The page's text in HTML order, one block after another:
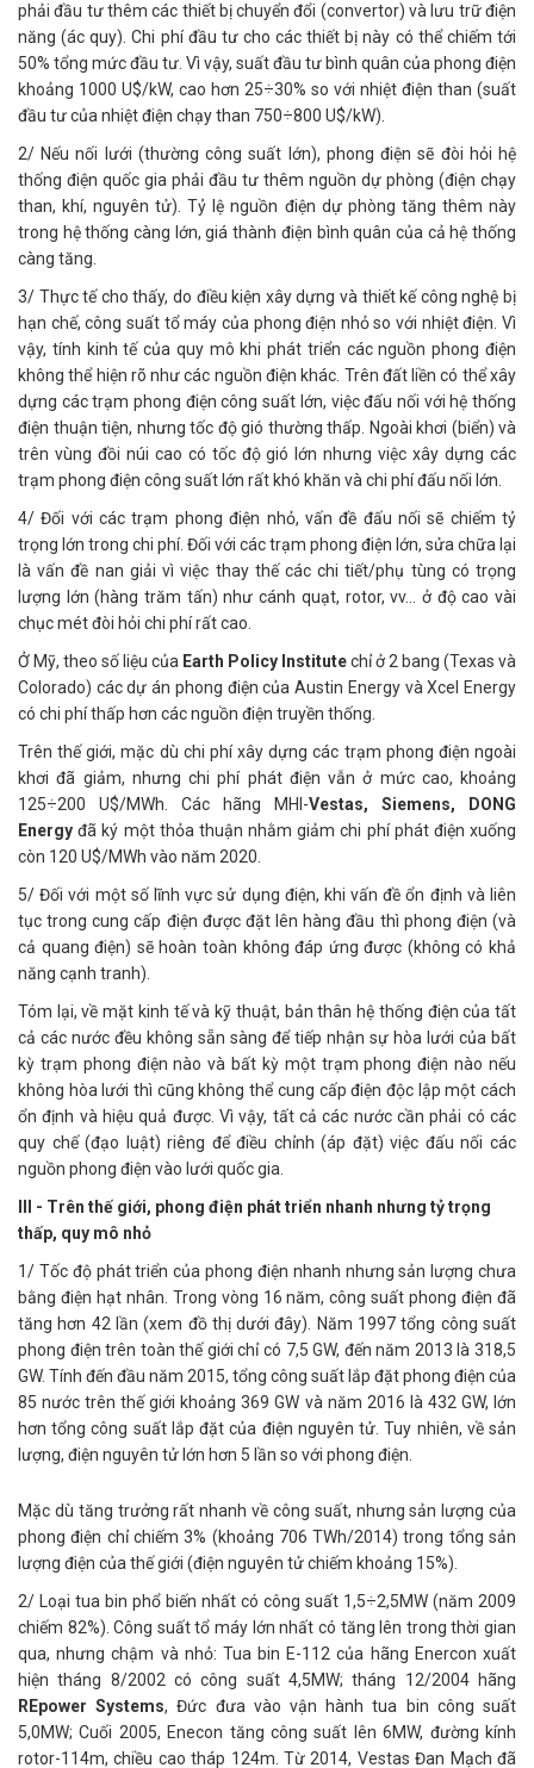
phải đầu tư thêm các thiết bị chuyển đổi (convertor) và lưu trữ điện
năng (ác quy). Chi phí đầu tư cho các thiết bị này có thể chiếm tới
50% tổng mức đầu tư. Vì vậy, suất đầu tư bình quân của phong điện
khoảng 1000 U$/kW, cao hơn 25÷30% so với nhiệt điện than (suất
đầu tư của nhiệt điện chạy than 750÷800 U$/kW).
2/ Nếu nối lưới (thường công suất lớn), phong điện sẽ đòi hỏi hệ
thống điện quốc gia phải đầu tư thêm nguồn dự phòng (điện chạy
than, khí, nguyên tử). Tỷ lệ nguồn điện dự phòng tăng thêm này
trong hệ thống càng lớn, giá thành điện bình quân của cả hệ thống
càng tăng.
3/ Thực tế cho thấy, do điều kiện xây dựng và thiết kế công nghệ bị
hạn chế, công suất tổ máy của phong điện nhỏ so với nhiệt điện. Vì
vậy, tính kinh tế của quy mô khi phát triển các nguồn phong điện
không thể hiện rõ như các nguồn điện khác. Trên đất liền có thể xây
dựng các trạm phong điện công suất lớn, việc đấu nối với hệ thống
điện thuận tiện, nhưng tốc độ gió thường thấp. Ngoài khơi (biển) và
trên vùng đồi núi cao có tốc độ gió lớn nhưng việc xây dựng các
trạm phong điện công suất lớn rất khó khăn và chi phí đấu nối lớn.
4/ Đối với các trạm phong điện nhỏ, vấn đề đấu nối sẽ chiếm tỷ
trọng lớn trong chi phí. Đối với các trạm phong điện lớn, sửa chữa lại
là vấn đề nan giải vì việc thay thế các chi tiết/phụ tùng có trọng
lượng lớn (hàng trăm tấn) như cánh quạt, rotor, vv... ở độ cao vài
chục mét đòi hỏi chi phí rất cao.
Ở Mỹ, theo số liệu của Earth Policy Institutechỉ ở 2 bang (Texas và
Colorado) các dự án phong điện của Austin Energy và Xcel Energy
có chi phí thấp hơn các nguồn điện truyền thống.
Trên thế giới, mặc dù chi phí xây dựng các trạm phong điện ngoài
khơi đã giảm, nhưng chi phí phát điện vẫn ở mức cao, khoảng
125÷200 U$/MWh. Các hãng MHI-Vestas, Siemens, DONG
Energyđã ký một thỏa thuận nhằm giảm chi phí phát điện xuống
còn 120 U$/MWh vào năm 2020.
5/ Đối với một số lĩnh vực sử dụng điện, khi vấn đề ổn định và liên
tục trong cung cấp điện được đặt lên hàng đầu thì phong điện (và
cả quang điện) sẽ hoàn toàn không đáp ứng được (không có khả
năng cạnh tranh).
Tóm lại, về mặt kinh tế và kỹ thuật, bản thân hệ thống điện của tất
cả các nước đều không sẵn sàng để tiếp nhận sự hòa lưới của bất
kỳ trạm phong điện nào và bất kỳ một trạm phong điện nào nếu
không hòa lưới thì cũng không thể cung cấp điện độc lập một cách
ổn định và hiệu quả được. Vì vậy, tất cả các nước cần phải có các
quy chế (đạo luật) riêng để điều chỉnh (áp đặt) việc đấu nối các
nguồn phong điện vào lưới quốc gia.
III - Trên thế giới, phong điện phát triển nhanh nhưng tỷ trọng
thấp, quy mô nhỏ
1/ Tốc độ phát triển của phong điện nhanh nhưng sản lượng chưa
bằng điện hạt nhân. Trong vòng 16 năm, công suất phong điện đã
tăng hơn 42 lần (xem đồ thị dưới đây). Năm 1997 tổng công suất
phong điện trên toàn thế giới chỉ có 7,5 GW, đến năm 2013 là 318,5
GW. Tính đến đầu năm 2015, tổng công suất lắp đặt phong điện của
85 nước trên thế giới khoảng 369 GW và năm 2016 là 432 GW, lớn
hơn tổng công suất lắp đặt của điện nguyên tử. Tuy nhiên, về sản
lượng, điện nguyên tử lớn hơn 5 lần so với phong điện.
Mặc dù tăng trưởng rất nhanh về công suất, nhưng sản lượng của
phong điện chỉ chiếm 3% (khoảng 706 TWh/2014) trong tổng sản
lượng điện của thế giới (điện nguyên tử chiếm khoảng 15%).
2/ Loại tua bin phổ biến nhất có công suất 1,5÷2,5MW (năm 2009
chiếm 82%). Công suất tổ máy lớn nhất có tăng lên trong thời gian
qua, nhưng chậm và nhỏ: Tua bin E-112 của hãng Enercon xuất
hiện tháng 8/2002 có công suất 4,5MW; tháng 12/2004 hãng
REpower Systems, Đức đưa vào vận hành tua bin công suất
5,0MW; Cuối 2005, Enecon tăng công suất lên 6MW, đường kính
rotor-114m, chiều cao tháp 124m. Từ 2014, Vestas Đan Mạch đã